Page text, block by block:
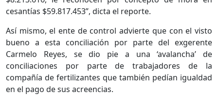
cesantías $59.817.453”, dicta el reporte.
Así mismo, el ente de control advierte que con el visto
bueno a esta conciliación por parte del exgerente
Carmelo Reyes, se dio pie a una ‘avalancha’ de
conciliaciones por parte de trabajadores de la
compañía de fertilizantes que también pedían igualdad
en el pago de sus acreencias.